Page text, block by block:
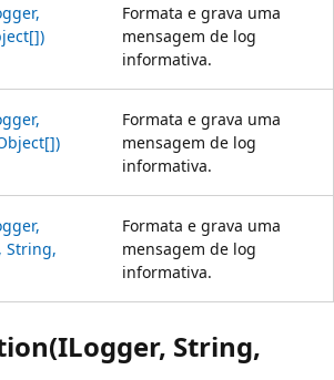
Formata e grava uma
mensagem de log
informativa.
Formata e grava uma
mensagem de log
informativa.
String,
Formata e grava uma
mensagem de log
informativa.
String,